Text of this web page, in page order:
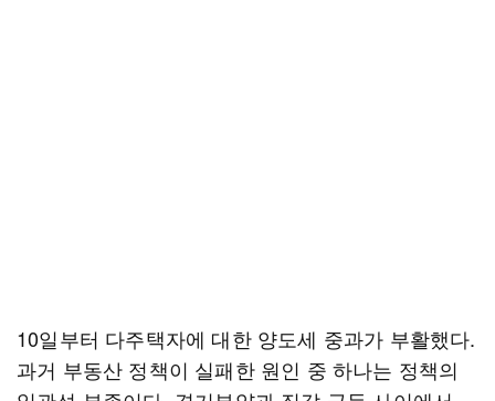
10일부터 다주택자에 대한 양도세 중과가 부활했다.
과거 부동산 정책이 실패한 원인 중 하나는 정책의